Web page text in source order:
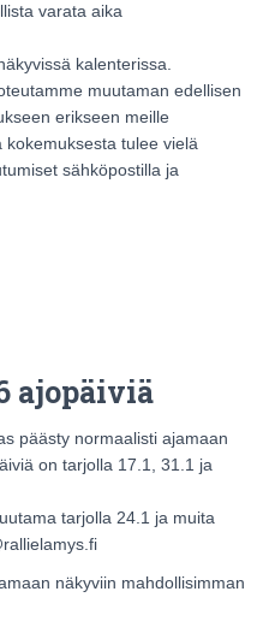
varata aika
kalenterissa.
muutaman edellisen
erikseen meille
tulee vielä
sähköpostilla ja
ajopäiviä
päästy normaalisti ajamaan
on tarjolla 17.1, 31.1 ja
tarjolla 24.1 ja muita
näkyviin mahdollisimman